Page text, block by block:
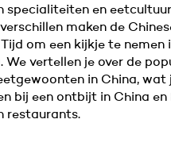
specialiteiten en
maken de
om een kijkje te nemen
We vertellen je over de
in China, wat
bij een ontbijt in China en
restaurants.